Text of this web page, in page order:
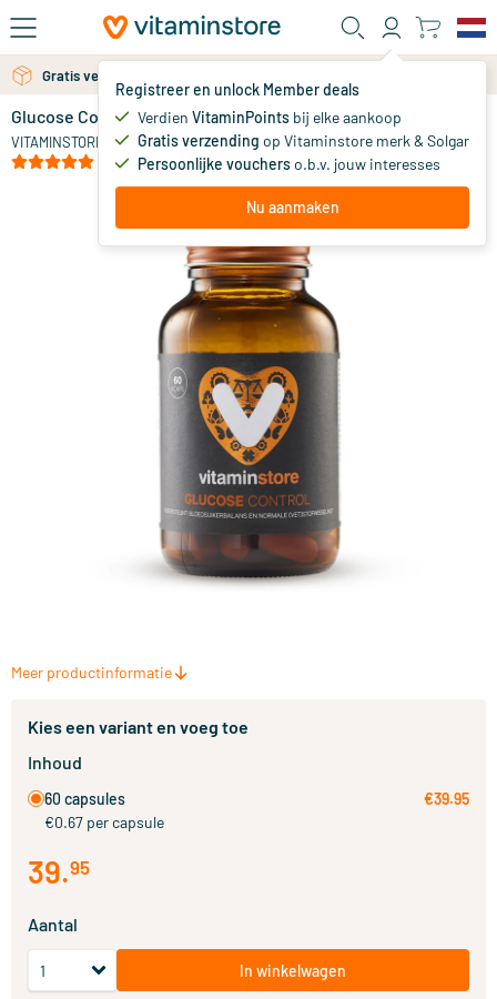
Ga naar de hoofdinhoud
Registreer en unlock Member deals
Verdien VitaminPoints bij elke aankoop
Gratis verzending op Vitaminstore merk & Solgar
Persoonlijke voucherso.b.v. jouw interesses
Nu aanmaken
Gratis verzending vanaf 25 euro
Gratis persoonlijk advies via chat of email
Glucose Control
VITAMINSTORE
39.
Meer productinformatie
Kies een variant en voeg toe
Inhoud
60 capsules
€0.67 per capsule
€39.95
39.95
Aantal
In winkelwagen